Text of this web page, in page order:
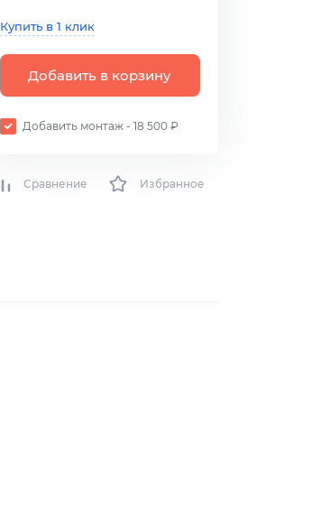
Купить в 1 клик
Добавить в корзину
Добавить монтаж - 18 500 ₽
Сравнение Избранное